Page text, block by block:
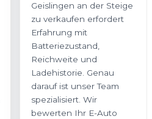
Geislingen an der Steige
zu verkaufen erfordert
Erfahrung mit
Batteriezustand,
Reichweite und
Ladehistorie. Genau
darauf ist unser Team
spezialisiert. Wir
bewerten Ihr E-Auto